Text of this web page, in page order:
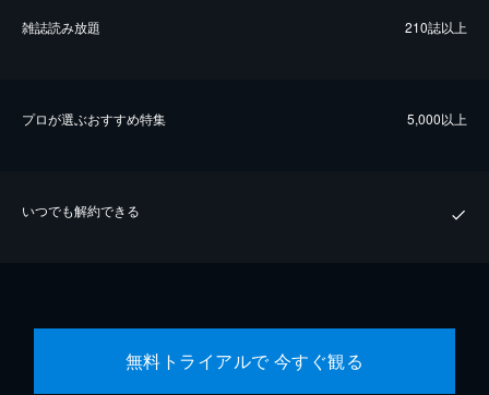
雑誌読み放題 210誌以上
プロが選ぶおすすめ特集 5,000以上
いつでも解約できる
無料トライアルで 今すぐ観る